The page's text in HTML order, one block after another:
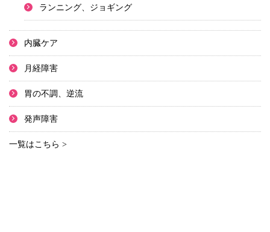
ランニング、ジョギング
内臓ケア
月経障害
胃の不調、逆流
発声障害
一覧はこちら >